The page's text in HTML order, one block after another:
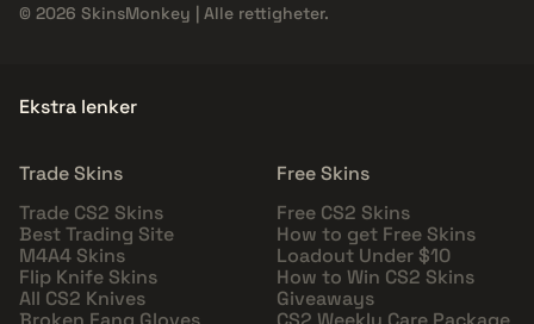
© 2026 SkinsMonkey | Alle rettigheter.
Ekstra lenker
Trade Skins
Trade CS2 Skins
Best Trading Site
M4A4 Skins
Flip Knife Skins
All CS2 Knives
Free Skins
Free CS2 Skins
How to get Free Skins
Loadout Under $10
How to Win CS2 Skins
Giveaways